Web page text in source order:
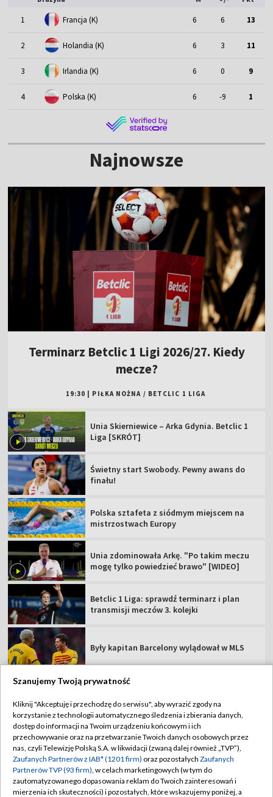
1 Francja (K) 6 6 13
2 Holandia (K) 6 3 11
3 Irlandia (K) 6 0 9
4 Polska (K) 6 -9 1
Najnowsze
Terminarz Betclic 1 Ligi 2026/27. Kiedy
mecze?
19:30 PIŁKA NOŻNA / BETCLIC 1 LIGA
Unia Skierniewice – Arka Gdynia. Betclic 1
Liga [SKRÓT]
Świetny start Swobody. Pewny awans do
finału!
Polska sztafeta z siódmym miejscem na
mistrzostwach Europy
Unia zdominowała Arkę. "Po takim meczu
mogę tylko powiedzieć brawo" [WIDEO]
Betclic 1 Liga: sprawdź terminarz i plan
transmisji meczów 3. kolejki
Były kapitan Barcelony wylądował w MLS
TVP
Abonament TVP
Sklep TVP
Biuro Reklamy
Regulamin TVP
Polityka prywatności
Moje zgody
Szanujemy Twoją prywatność
Kliknij "Akceptuję i przechodzę do serwisu", aby wyrazić zgody na
korzystanie z technologii automatycznego śledzenia i zbierania danych,
dostęp do informacji na Twoim urządzeniu końcowym i ich
przechowywanie oraz na przetwarzanie Twoich danych osobowych przez
nas, czyli Telewizję Polską S.A. w likwidacji (zwaną dalej również „TVP”),
Zaufanych Partnerów z IAB* (1201 firm) oraz pozostałych Zaufanych
Partnerów TVP (93 firm), w celach marketingowych (w tym do
zautomatyzowanego dopasowania reklam do Twoich zainteresowań i
mierzenia ich skuteczności) i pozostałych, które wskazujemy poniżej, a